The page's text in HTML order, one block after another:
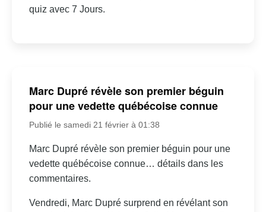
quiz avec 7 Jours.
Marc Dupré révèle son premier béguin
pour une vedette québécoise connue
Publié le samedi 21 février à 01:38
Marc Dupré révèle son premier béguin pour une
vedette québécoise connue… détails dans les
commentaires.
Vendredi, Marc Dupré surprend en révélant son